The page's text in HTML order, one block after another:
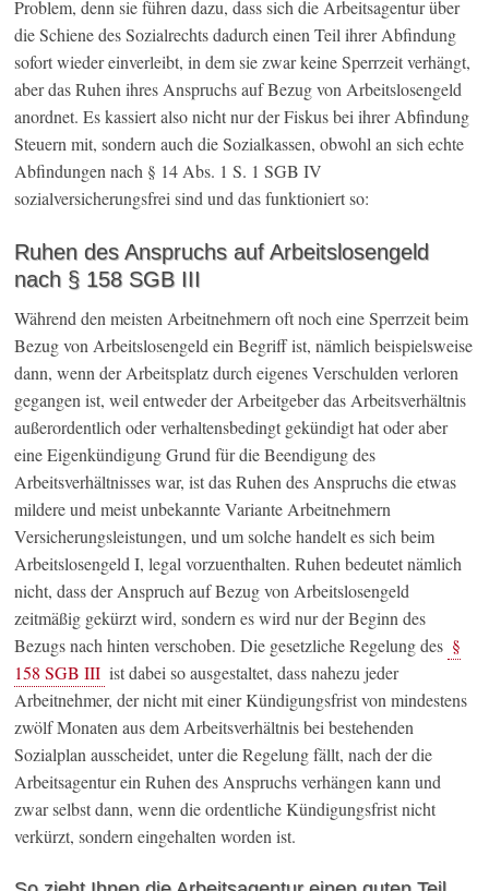
Problem, denn sie führen dazu, dass sich die Arbeitsagentur über
die Schiene des Sozialrechts dadurch einen Teil ihrer Abfindung
sofort wieder einverleibt, in dem sie zwar keine Sperrzeit verhängt,
aber das Ruhen ihres Anspruchs auf Bezug von Arbeitslosengeld
anordnet. Es kassiert also nicht nur der Fiskus bei ihrer Abfindung
Steuern mit, sondern auch die Sozialkassen, obwohl an sich echte
Abfindungen nach § 14 Abs. 1 S. 1 SGB IV
sozialversicherungsfrei sind und das funktioniert so:
Ruhen des Anspruchs auf Arbeitslosengeld
nach § 158 SGB III
Während den meisten Arbeitnehmern oft noch eine Sperrzeit beim
Bezug von Arbeitslosengeld ein Begriff ist, nämlich beispielsweise
dann, wenn der Arbeitsplatz durch eigenes Verschulden verloren
gegangen ist, weil entweder der Arbeitgeber das Arbeitsverhältnis
außerordentlich oder verhaltensbedingt gekündigt hat oder aber
eine Eigenkündigung Grund für die Beendigung des
Arbeitsverhältnisses war, ist das Ruhen des Anspruchs die etwas
mildere und meist unbekannte Variante Arbeitnehmern
Versicherungsleistungen, und um solche handelt es sich beim
Arbeitslosengeld I, legal vorzuenthalten. Ruhen bedeutet nämlich
nicht, dass der Anspruch auf Bezug von Arbeitslosengeld
zeitmäßig gekürzt wird, sondern es wird nur der Beginn des
Bezugs nach hinten verschoben. Die gesetzliche Regelung des §
158 SGB III ist dabei so ausgestaltet, dass nahezu jeder
Arbeitnehmer, der nicht mit einer Kündigungsfrist von mindestens
zwölf Monaten aus dem Arbeitsverhältnis bei bestehenden
Sozialplan ausscheidet, unter die Regelung fällt, nach der die
Arbeitsagentur ein Ruhen des Anspruchs verhängen kann und
zwar selbst dann, wenn die ordentliche Kündigungsfrist nicht
verkürzt, sondern eingehalten worden ist.